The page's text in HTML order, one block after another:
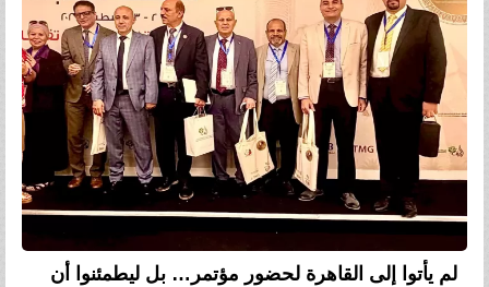
لم يأتوا إلى القاهرة لحضور مؤتمر… بل ليطمئنوا أن